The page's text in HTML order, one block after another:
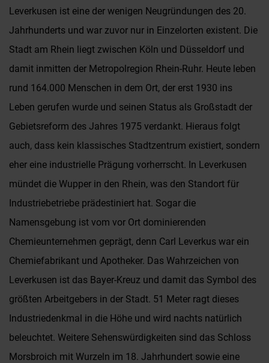
Leverkusen ist eine der wenigen Neugründungen des 20.
Jahrhunderts und war zuvor nur in Einzelorten existent. Die
Stadt am Rhein liegt zwischen Köln und Düsseldorf und
damit inmitten der Metropolregion Rhein-Ruhr. Heute leben
rund 164.000 Menschen in dem Ort, der erst 1930 ins
Leben gerufen wurde und seinen Status als Großstadt der
Gebietsreform des Jahres 1975 verdankt. Hieraus folgt
auch, dass kein klassisches Stadtzentrum existiert, sondern
eher eine industrielle Prägung vorherrscht. In Leverkusen
mündet die Wupper in den Rhein, was den Standort für
Industriebetriebe prädestiniert hat. Sogar die
Namensgebung ist vom vor Ort dominierenden
Chemieunternehmen geprägt, denn Carl Leverkus war ein
Chemiefabrikant und Apotheker. Das Wahrzeichen von
Leverkusen ist das Bayer-Kreuz und damit das Symbol des
größten Arbeitgebers in der Stadt. 51 Meter ragt dieses
Industriedenkmal in die Höhe und wird nachts natürlich
beleuchtet. Weitere Sehenswürdigkeiten sind das Schloss
Morsbroich mit Wurzeln im 18. Jahrhundert sowie eine